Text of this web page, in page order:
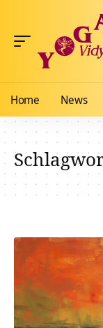
Home News